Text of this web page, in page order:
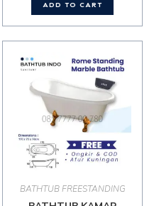
ADD TO CART
BATHTUB FREESTANDING